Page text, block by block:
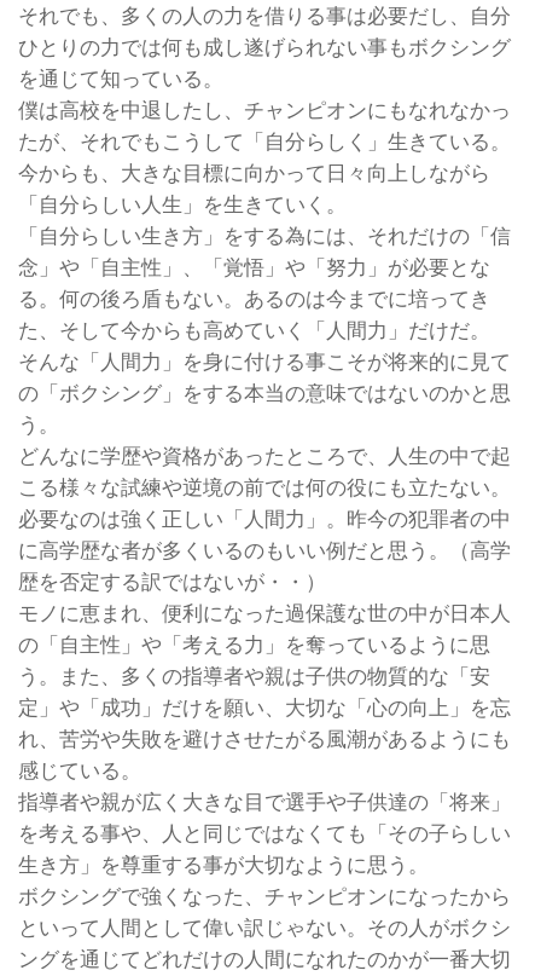
それでも、多くの人の力を借りる事は必要だし、自分
ひとりの力では何も成し遂げられない事もボクシング
を通じて知っている。
僕は高校を中退したし、チャンピオンにもなれなかっ
たが、それでもこうして「自分らしく」生きている。
今からも、大きな目標に向かって日々向上しながら
「自分らしい人生」を生きていく。
「自分らしい生き方」をする為には、それだけの「信
念」や「自主性」、「覚悟」や「努力」が必要とな
る。何の後ろ盾もない。あるのは今までに培ってき
た、そして今からも高めていく「人間力」だけだ。
そんな「人間力」を身に付ける事こそが将来的に見て
の「ボクシング」をする本当の意味ではないのかと思
う。
どんなに学歴や資格があったところで、人生の中で起
こる様々な試練や逆境の前では何の役にも立たない。
必要なのは強く正しい「人間力」。昨今の犯罪者の中
に高学歴な者が多くいるのもいい例だと思う。（高学
歴を否定する訳ではないが・・）
モノに恵まれ、便利になった過保護な世の中が日本人
の「自主性」や「考える力」を奪っているように思
う。また、多くの指導者や親は子供の物質的な「安
定」や「成功」だけを願い、大切な「心の向上」を忘
れ、苦労や失敗を避けさせたがる風潮があるようにも
感じている。
指導者や親が広く大きな目で選手や子供達の「将来」
を考える事や、人と同じではなくても「その子らしい
生き方」を尊重する事が大切なように思う。
ボクシングで強くなった、チャンピオンになったから
といって人間として偉い訳じゃない。その人がボクシ
ングを通じてどれだけの人間になれたのかが一番大切